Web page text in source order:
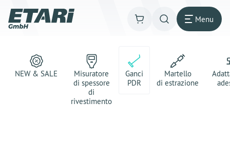
Menu
NEW & SALE
Misuratore
di spessore
di
rivestimento
Ganci
PDR
Martello
di estrazione